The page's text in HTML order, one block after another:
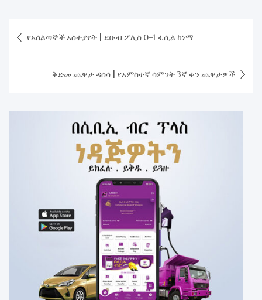
navigation
የአሰልጣኞች አስተያየት | ደቡብ ፖሊስ 0-1 ፋሲል ከነማ
ቅድመ ጨዋታ ዳሰሳ | የአምስተኛ ሳምንት 3ኛ ቀን ጨዋታዎች